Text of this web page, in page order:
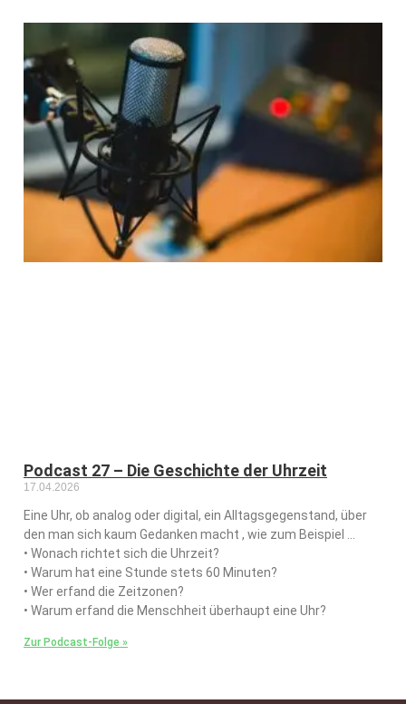
Podcast 27 – Die Geschichte der Uhrzeit
17.04.2026
Eine Uhr, ob analog oder digital, ein Alltagsgegenstand, über
den man sich kaum Gedanken macht , wie zum Beispiel …
• Wonach richtet sich die Uhrzeit?
• Warum hat eine Stunde stets 60 Minuten?
• Wer erfand die Zeitzonen?
• Warum erfand die Menschheit überhaupt eine Uhr?
Zur Podcast-Folge »